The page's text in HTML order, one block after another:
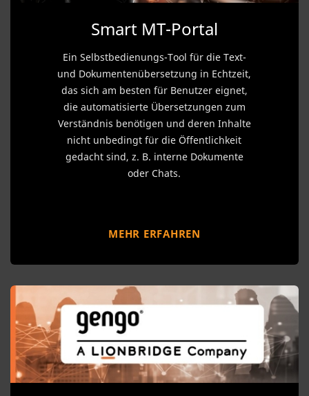
Smart MT-Portal
Ein Selbstbedienungs-Tool für die Text-
und Dokumentenübersetzung in Echtzeit,
das sich am besten für Benutzer eignet,
die automatisierte Übersetzungen zum
Verständnis benötigen und deren Inhalte
nicht unbedingt für die Öffentlichkeit
gedacht sind, z. B. interne Dokumente
oder Chats.
MEHR ERFAHREN